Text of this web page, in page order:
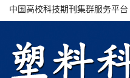
中国高校科技期刊集群服务平台